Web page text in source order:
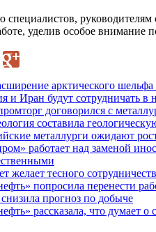
уделив особое внимание
арктического
и Иран будут сотрудничать в
договорился с
составила
металлурги ожидают
работает над заменой
желает тесного
попросила перенести
прогноз по добыче
рассказала, что думает